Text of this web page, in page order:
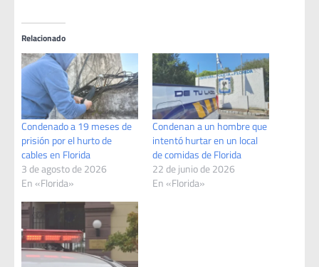
Relacionado
Condenado a 19 meses de
prisión por el hurto de
cables en Florida
3 de agosto de 2026
En «Florida»
Condenan a un hombre que
intentó hurtar en un local
de comidas de Florida
22 de junio de 2026
En «Florida»